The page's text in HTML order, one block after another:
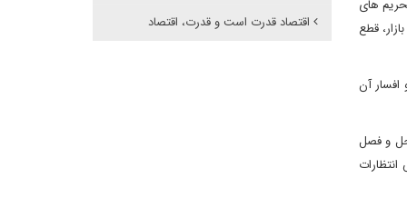
های
قطع
افسار آن
حل و فصل
اقتصاد قدرت است و قدرت، اقتصاد